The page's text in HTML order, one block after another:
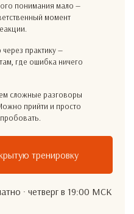
понимания мало —
момент
практику —
где ошибка ничего
сложные разговоры
прийти и просто
тренировку
· четверг в 19:00 МСК